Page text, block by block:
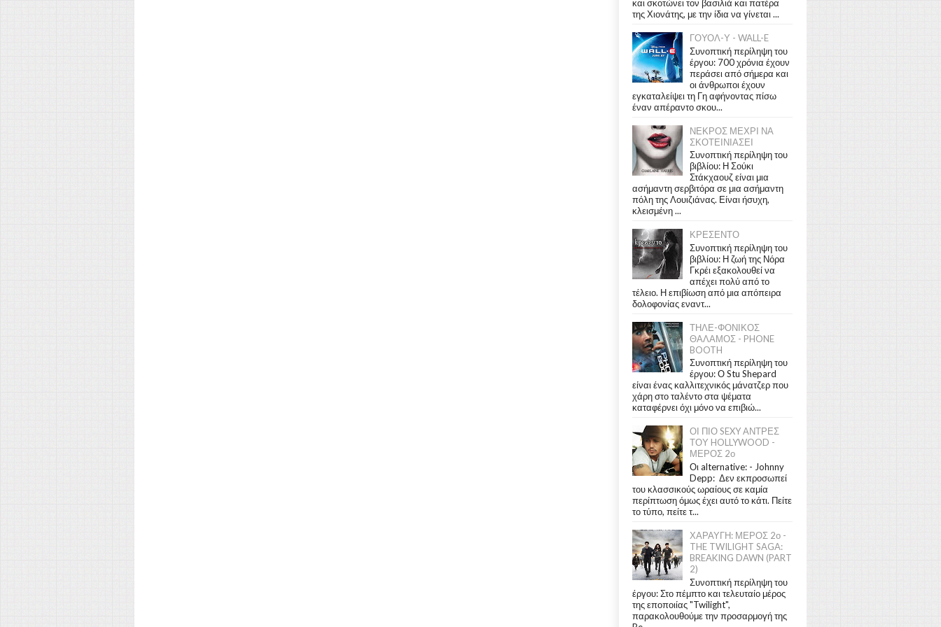
και σκοτώνει τον βασιλιά και πατέρα
της Χιονάτης, με την ίδια να γίνεται ...
ΓΟΥΟΛ-Υ - WALL-E
Συνοπτική περίληψη του
έργου: 700 χρόνια έχουν
περάσει από σήμερα και
οι άνθρωποι έχουν
εγκαταλείψει τη Γη αφήνοντας πίσω
έναν απέραντο σκου...
ΝΕΚΡΟΣ ΜΕΧΡΙ ΝΑ
ΣΚΟΤΕΙΝΙΑΣΕΙ
Συνοπτική περίληψη του
βιβλίου: Η Σούκι
Στάκχαουζ είναι μια
ασήμαντη σερβιτόρα σε μια ασήμαντη
πόλη της Λουιζιάνας. Είναι ήσυχη,
κλεισμένη ...
ΚΡΕΣΕΝΤΟ
Συνοπτική περίληψη του
βιβλίου: Η ζωή της Νόρα
Γκρέι εξακολουθεί να
απέχει πολύ από το
τέλειο. Η επιβίωση από μια απόπειρα
δολοφονίας εναντ...
ΤΗΛΕ-ΦΟΝΙΚΟΣ
ΘΑΛΑΜΟΣ - PHONE
BOOTH
Συνοπτική περίληψη του
έργου: Ο Stu Shepard
είναι ένας καλλιτεχνικός μάνατζερ που
χάρη στο ταλέντο στα ψέματα
καταφέρνει όχι μόνο να επιβιώ...
ΟΙ ΠΙΟ SEXY ΑΝΤΡΕΣ
ΤΟΥ HOLLYWOOD -
ΜΕΡΟΣ 2ο
Οι alternative: - Johnny
Depp: Δεν εκπροσωπεί
του κλασσικούς ωραίους σε καμία
περίπτωση όμως έχει αυτό το κάτι. Πείτε
το τύπο, πείτε τ...
ΧΑΡΑΥΓΗ: ΜΕΡΟΣ 2ο -
THE TWILIGHT SAGA:
BREAKING DAWN (PART
2)
Συνοπτική περίληψη του
έργου: Στο πέμπτο και τελευταίο μέρος
της εποποιίας "Twilight",
παρακολουθούμε την προσαρμογή της